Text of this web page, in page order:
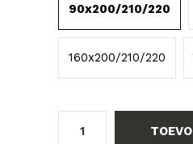
90x200/210/220
160x200/210/220